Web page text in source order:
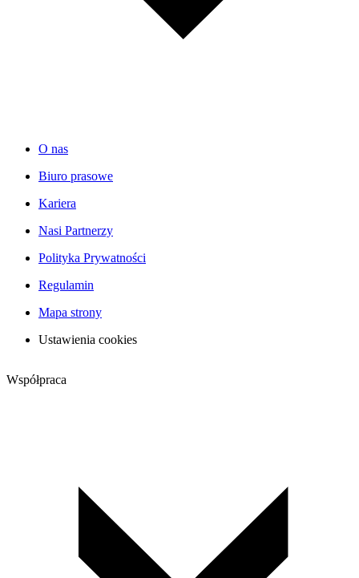
O nas
Biuro prasowe
Kariera
Nasi Partnerzy
Polityka Prywatności
Regulamin
Mapa strony
Ustawienia cookies
Współpraca